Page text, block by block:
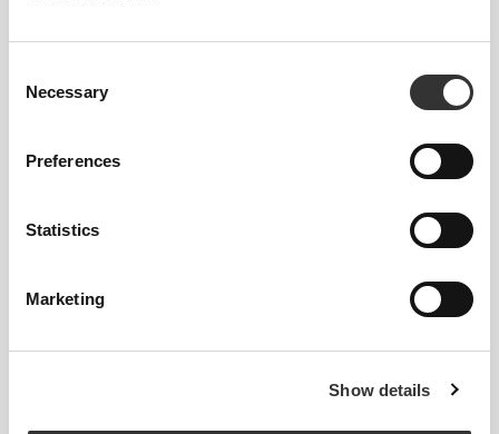
Selection
Necessary
Preferences
Statistics
Marketing
Show details
Νιώσε το σώμα σου με κάθε κίνηση που